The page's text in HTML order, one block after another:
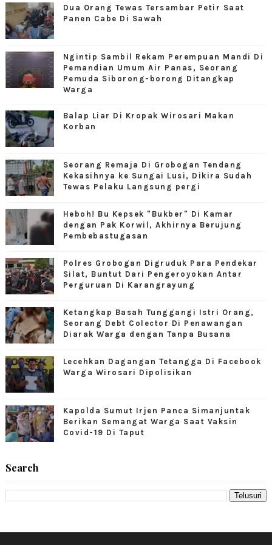
Dua Orang Tewas Tersambar Petir Saat
Panen Cabe Di Sawah
Ngintip Sambil Rekam Perempuan Mandi Di
Pemandian Umum Air Panas, Seorang
Pemuda Siborong-borong Ditangkap
Warga
Balap Liar Di Kropak Wirosari Makan
Korban
Seorang Remaja Di Grobogan Tendang
Kekasihnya ke Sungai Lusi, Dikira Sudah
Tewas Pelaku Langsung pergi
Heboh! Bu Kepsek "Bukber" Di Kamar
dengan Pak Korwil, Akhirnya Berujung
Pembebastugasan
Polres Grobogan Digruduk Para Pendekar
Silat, Buntut Dari Pengeroyokan Antar
Perguruan Di Karangrayung
Ketangkap Basah Tunggangi Istri Orang,
Seorang Debt Colector Di Penawangan
Diarak Warga dengan Tanpa Busana
Lecehkan Dagangan Tetangga Di Facebook
Warga Wirosari Dipolisikan
Kapolda Sumut Irjen Panca Simanjuntak
Berikan Semangat Warga Saat Vaksin
Covid-19 Di Taput
Search